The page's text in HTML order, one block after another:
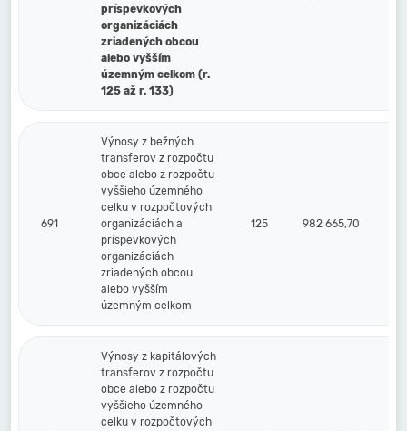
príspevkových
organizáciách
zriadených obcou
alebo vyšším
územným celkom (r.
125 až r. 133)
691
Výnosy z bežných
transferov z rozpočtu
obce alebo z rozpočtu
vyššieho územného
celku v rozpočtových
organizáciách a
príspevkových
organizáciách
zriadených obcou
alebo vyšším
územným celkom
125 982 665,70
Výnosy z kapitálových
transferov z rozpočtu
obce alebo z rozpočtu
vyššieho územného
celku v rozpočtových